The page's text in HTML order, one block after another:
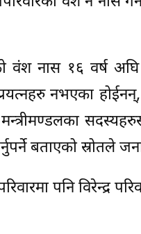
वंश नास १६ वर्ष
प्रयत्नहरु नभएका
बताएको स्रोतले
पनि विरेन्द्र